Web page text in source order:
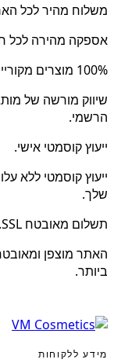
משלוח מהיר לכל
אספקה מהירה לכל
100% מוצרים מקוריים.
שיווק מורשה של
הרשמי.
ייעוץ קוסמטי אישי.
ייעוץ קוסמטי ללא
שלך.
תשלום מאובטח SSL.
האתר מוצפן
ביותר.
מידע ללקוחות